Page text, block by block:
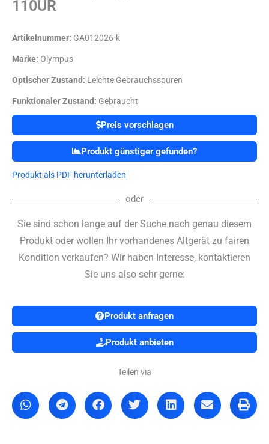
110UR
Artikelnummer: GA012026-k
Marke: Olympus
Optischer Zustand: Leichte Gebrauchsspuren
Funktionaler Zustand: Gebraucht
Preis vorschlagen
Produkt günstiger gefunden?
Produkt als PDF herunterladen
oder
Sie sind schon lange auf der Suche nach genau diesem
Produkt oder wollen Ihr vorhandenes Altgerät zu fairen
Kondition verkaufen? Wir haben Interesse, kontaktieren
Sie uns also sehr gerne:
Produkt anfragen
Produkt anbieten
Teilen via